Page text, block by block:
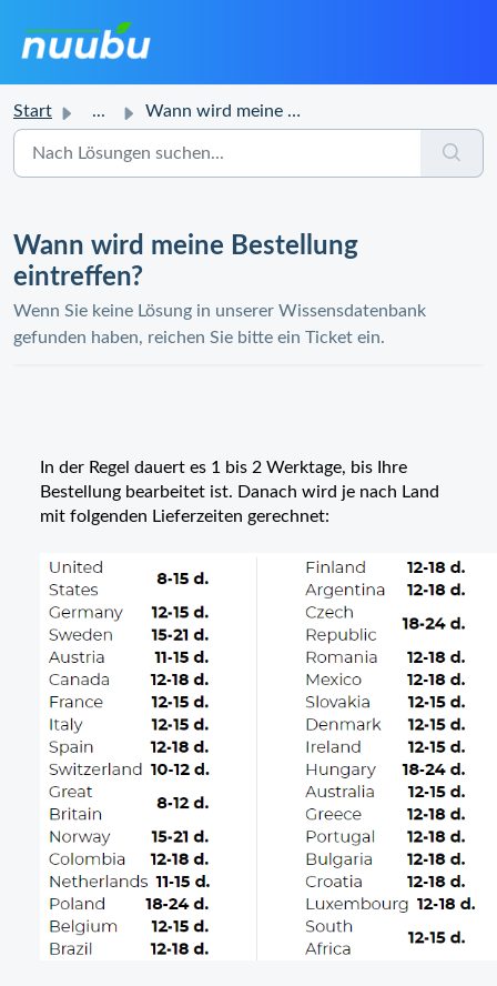
Start ... Wann wird meine Bestellung eintreffen?
Wann wird meine Bestellung
eintreffen?
Wenn Sie keine Lösung in unserer Wissensdatenbank
gefunden haben, reichen Sie bitte ein Ticket ein.
In der Regel dauert es 1 bis 2 Werktage, bis Ihre
Bestellung bearbeitet ist. Danach wird je nach Land
mit folgenden Lieferzeiten gerechnet: